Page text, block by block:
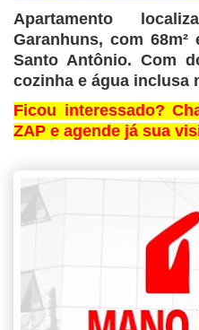
Apartamento
Garanhuns, com
Santo Antônio. Com
cozinha e água inclusa
Ficou interessado?
ZAP e agende já sua